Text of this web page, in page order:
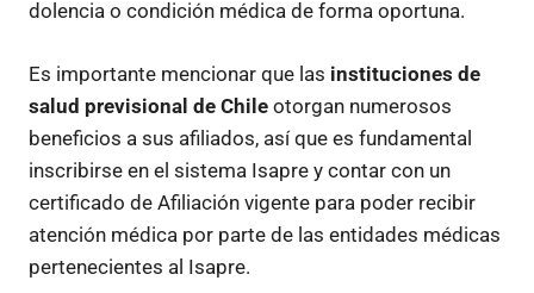
dolencia o condición médica de forma oportuna.
Es importante mencionar que las instituciones de
salud previsional de Chile otorgan numerosos
beneficios a sus afiliados, así que es fundamental
inscribirse en el sistema Isapre y contar con un
certificado de Afiliación vigente para poder recibir
atención médica por parte de las entidades médicas
pertenecientes al Isapre.